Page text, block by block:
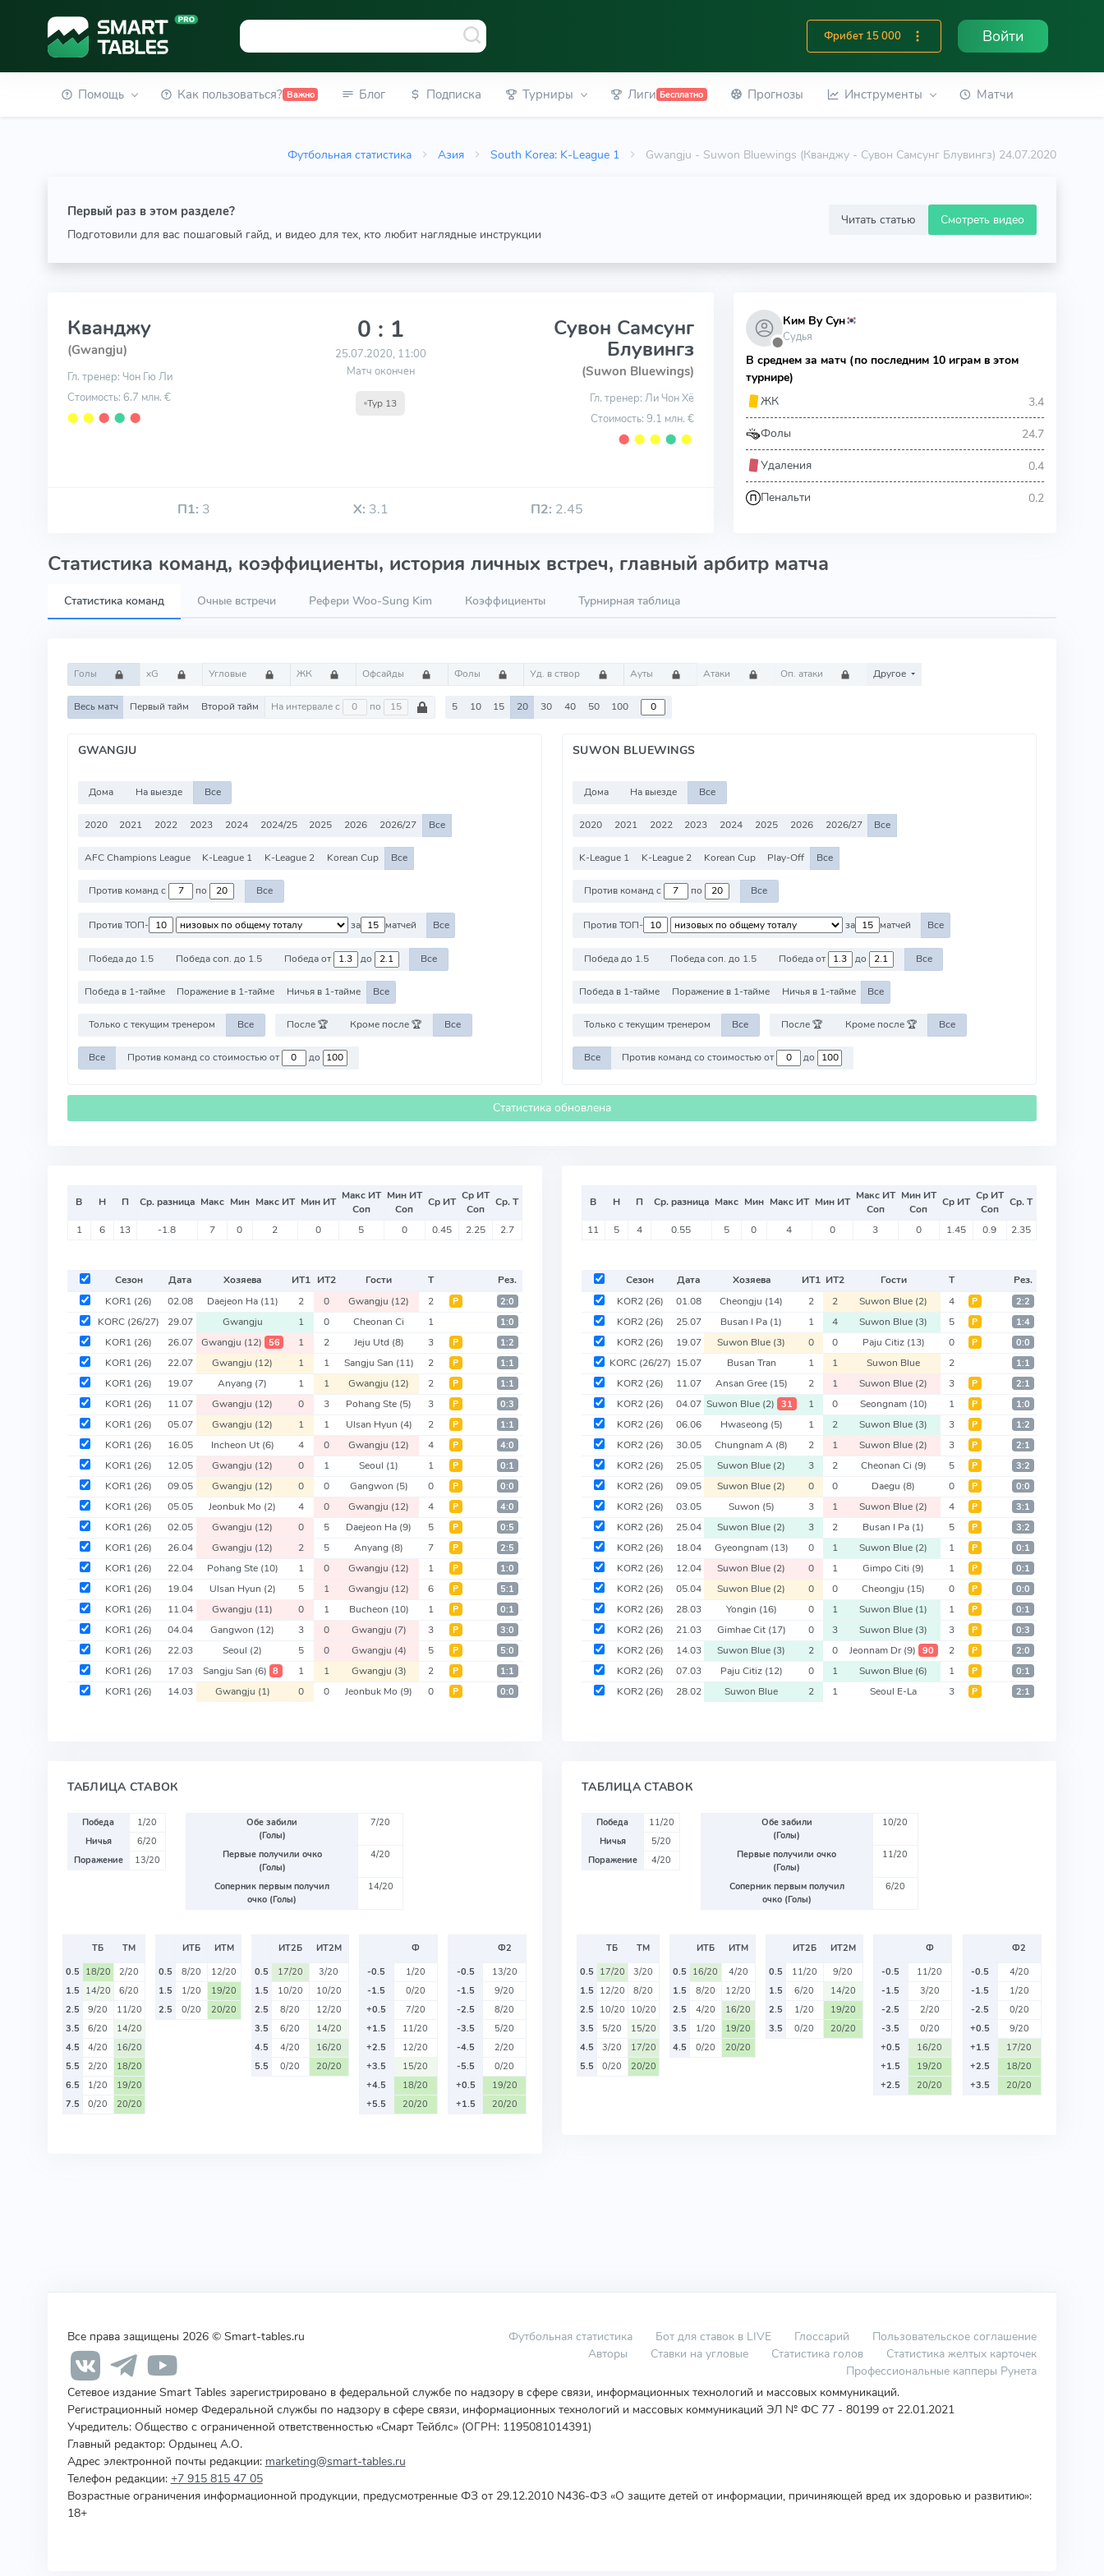
Фрибет 15 000 Войти
Помощь Как пользоваться? Важно Блог Подписка Турниры Лиги Бесплатно Прогнозы Инструменты Матчи
Футбольная статистика Азия South Korea: K-League 1 Gwangju - Suwon Bluewings (Кванджу - Сувон Самсунг Блувингз) 24.07.2020
Первый раз в этом разделе?
Подготовили для вас пошаговый гайд, и видео для тех, кто любит наглядные инструкции
Читать статью Смотреть видео
Кванджу
(Gwangju)
Гл. тренер: Чон Гю Ли
Стоимость: 6.7 млн. €
⬤ ⬤ ⬤ ⬤ ⬤
0 : 1
25.07.2020, 11:00
Матч окончен
Тур 13
Сувон Самсунг
Блувингз
(Suwon Bluewings)
Гл. тренер: Ли Чон Хё
Стоимость: 9.1 млн. €
⬤ ⬤ ⬤ ⬤ ⬤
П1: 3 Х: 3.1 П2: 2.45
⬤
Ким Ву Сун
Судья
В среднем за матч (по последним 10 играм в этом
турнире)
ЖК
3.4
Фолы 24.7
Удаления 0.4
Пенальти 0.2
Статистика команд, коэффициенты, история личных встреч, главный арбитр матча
Статистика команд Очные встречи Рефери Woo-Sung Kim Коэффициенты Турнирная таблица
Голы xG Угловые ЖК Офсайды Фолы Уд. в створ Ауты Атаки Оп. атаки Другое
Весь матч Первый тайм Второй тайм На интервале с по 5 10 15 20 30 40 50 100
GWANGJU
Дома На выезде Все
2020 2021 2022 2023 2024 2024/25 2025 2026 2026/27 Все
AFC Champions League K-League 1 K-League 2 Korean Cup Все
Против команд с по Все
Против ТОП- за матчей Все
Победа до 1.5 Победа соп. до 1.5 Победа от до Все
Победа в 1-тайме Поражение в 1-тайме Ничья в 1-тайме Все
Только с текущим тренером Все После 🏆 Кроме после 🏆 Все
Все Против команд со стоимостью от до
SUWON BLUEWINGS
Дома На выезде Все
2020 2021 2022 2023 2024 2025 2026 2026/27 Все
K-League 1 K-League 2 Korean Cup Play-Off Все
Против команд с по Все
Против ТОП- за матчей Все
Победа до 1.5 Победа соп. до 1.5 Победа от до Все
Победа в 1-тайме Поражение в 1-тайме Ничья в 1-тайме Все
Только с текущим тренером Все После 🏆 Кроме после 🏆 Все
Все Против команд со стоимостью от до
Статистика обновлена
В Н П Ср. разница Макс Мин Макс ИТ Мин ИТ Макс ИТ
Соп
Мин ИТ
Соп
Ср ИТ Ср ИТ
Соп
Ср. Т
1 6 13 -1.8 7 0 2 0 5 0 0.45 2.25 2.7
Сезон Дата Хозяева ИТ1 ИТ2 Гости Т
Рез.
KOR1 (26) 02.08 Daejeon Ha (11) 2 0 Gwangju (12) 2 Р 2:0
KORC (26/27) 29.07 Gwangju 1 0 Cheonan Ci 1 1:0
KOR1 (26) 26.07 Gwangju (12) 56 1 2 Jeju Utd (8) 3 Р 1:2
KOR1 (26) 22.07 Gwangju (12) 1 1 Sangju San (11) 2 Р 1:1
KOR1 (26) 19.07 Anyang (7) 1 1 Gwangju (12) 2 Р 1:1
KOR1 (26) 11.07 Gwangju (12) 0 3 Pohang Ste (5) 3 Р 0:3
KOR1 (26) 05.07 Gwangju (12) 1 1 Ulsan Hyun (4) 2 Р 1:1
KOR1 (26) 16.05 Incheon Ut (6) 4 0 Gwangju (12) 4 Р 4:0
KOR1 (26) 12.05 Gwangju (12) 0 1 Seoul (1) 1 Р 0:1
KOR1 (26) 09.05 Gwangju (12) 0 0 Gangwon (5) 0 Р 0:0
KOR1 (26) 05.05 Jeonbuk Mo (2) 4 0 Gwangju (12) 4 Р 4:0
KOR1 (26) 02.05 Gwangju (12) 0 5 Daejeon Ha (9) 5 Р 0:5
KOR1 (26) 26.04 Gwangju (12) 2 5 Anyang (8) 7 Р 2:5
KOR1 (26) 22.04 Pohang Ste (10) 1 0 Gwangju (12) 1 Р 1:0
KOR1 (26) 19.04 Ulsan Hyun (2) 5 1 Gwangju (12) 6 Р 5:1
KOR1 (26) 11.04 Gwangju (11) 0 1 Bucheon (10) 1 Р 0:1
KOR1 (26) 04.04 Gangwon (12) 3 0 Gwangju (7) 3 Р 3:0
KOR1 (26) 22.03 Seoul (2) 5 0 Gwangju (4) 5 Р 5:0
KOR1 (26) 17.03 Sangju San (6) 8 1 1 Gwangju (3) 2 Р 1:1
KOR1 (26) 14.03 Gwangju (1) 0 0 Jeonbuk Mo (9) 0 Р 0:0
ТАБЛИЦА СТАВОК
Победа
1/20
Ничья
6/20
Поражение
13/20
Обе забили
(Голы)
7/20
Первые получили очко
(Голы)
4/20
Соперник первым получил
очко (Голы)
14/20
ТБ
ТМ
0.5 18/20
2/20
1.5 14/20
6/20
2.5
9/20
11/20
3.5
6/20
14/20
4.5
4/20
16/20
5.5
2/20
18/20
6.5
1/20
19/20
7.5
0/20 20/20
ИТБ
ИТМ
0.5
8/20
12/20
1.5
1/20
19/20
2.5
0/20 20/20
ИТ2Б
ИТ2М
0.5
17/20
3/20
1.5
10/20
10/20
2.5
8/20
12/20
3.5
6/20
14/20
4.5
4/20
16/20
5.5
0/20 20/20
Ф
-0.5
1/20
-1.5
0/20
+0.5
7/20
+1.5
11/20
+2.5
12/20
+3.5
15/20
+4.5
18/20
+5.5
20/20
Ф2
-0.5
13/20
-1.5
9/20
-2.5
8/20
-3.5
5/20
-4.5
2/20
-5.5
0/20
+0.5
19/20
+1.5
20/20
В Н П Ср. разница Макс Мин Макс ИТ Мин ИТ Макс ИТ
Соп
Мин ИТ
Соп
Ср ИТ Ср ИТ
Соп
Ср. Т
11 5 4 0.55 5 0 4 0 3 0 1.45 0.9 2.35
Сезон Дата Хозяева ИТ1 ИТ2 Гости Т
Рез.
KOR2 (26) 01.08 Cheongju (14) 2 2 Suwon Blue (2) 4 Р 2:2
KOR2 (26) 25.07 Busan I Pa (1) 1 4 Suwon Blue (3) 5 Р 1:4
KOR2 (26) 19.07 Suwon Blue (3) 0 0 Paju Citiz (13) 0 Р 0:0
KORC (26/27) 15.07 Busan Tran 1 1 Suwon Blue 2 1:1
KOR2 (26) 11.07 Ansan Gree (15) 2 1 Suwon Blue (2) 3 Р 2:1
KOR2 (26) 04.07 Suwon Blue (2) 31 1 0 Seongnam (10) 1 Р 1:0
KOR2 (26) 06.06 Hwaseong (5) 1 2 Suwon Blue (3) 3 Р 1:2
KOR2 (26) 30.05 Chungnam A (8) 2 1 Suwon Blue (2) 3 Р 2:1
KOR2 (26) 25.05 Suwon Blue (2) 3 2 Cheonan Ci (9) 5 Р 3:2
KOR2 (26) 09.05 Suwon Blue (2) 0 0 Daegu (8) 0 Р 0:0
KOR2 (26) 03.05 Suwon (5) 3 1 Suwon Blue (2) 4 Р 3:1
KOR2 (26) 25.04 Suwon Blue (2) 3 2 Busan I Pa (1) 5 Р 3:2
KOR2 (26) 18.04 Gyeongnam (13) 0 1 Suwon Blue (2) 1 Р 0:1
KOR2 (26) 12.04 Suwon Blue (2) 0 1 Gimpo Citi (9) 1 Р 0:1
KOR2 (26) 05.04 Suwon Blue (2) 0 0 Cheongju (15) 0 Р 0:0
KOR2 (26) 28.03 Yongin (16) 0 1 Suwon Blue (1) 1 Р 0:1
KOR2 (26) 21.03 Gimhae Cit (17) 0 3 Suwon Blue (3) 3 Р 0:3
KOR2 (26) 14.03 Suwon Blue (3) 2 0 Jeonnam Dr(9) 90 2 Р 2:0
KOR2 (26) 07.03 Paju Citiz (12) 0 1 Suwon Blue (6) 1 Р 0:1
KOR2 (26) 28.02 Suwon Blue 2 1 Seoul E-La 3 Р 2:1
ТАБЛИЦА СТАВОК
Победа
11/20
Ничья
5/20
Поражение
4/20
Обе забили
(Голы)
10/20
Первые получили очко
(Голы)
11/20
Соперник первым получил
очко (Голы)
6/20
ТБ
ТМ
0.5 17/20
3/20
1.5 12/20
8/20
2.5 10/20 10/20
3.5
5/20
15/20
4.5
3/20
17/20
5.5
0/20 20/20
ИТБ
ИТМ
0.5 16/20
4/20
1.5
8/20
12/20
2.5
4/20
16/20
3.5
1/20
19/20
4.5
0/20 20/20
ИТ2Б
ИТ2М
0.5
11/20
9/20
1.5
6/20
14/20
2.5
1/20
19/20
3.5
0/20 20/20
Ф
-0.5
11/20
-1.5
3/20
-2.5
2/20
-3.5
0/20
+0.5
16/20
+1.5
19/20
+2.5
20/20
Ф2
-0.5
4/20
-1.5
1/20
-2.5
0/20
+0.5
9/20
+1.5
17/20
+2.5
18/20
+3.5
20/20
Все права защищены 2026 © Smart-tables.ru Футбольная статистика Бот для ставок в LIVE Глоссарий
Пользовательское соглашение
Авторы
Ставки на угловые Статистика голов
Статистика желтых карточек
Профессиональные капперы Рунета
Сетевое издание Smart Tables зарегистрировано в федеральной службе по надзору в сфере связи, информационных технологий и массовых коммуникаций.
Регистрационный номер Федеральной службы по надзору в сфере связи, информационных технологий и массовых коммуникаций ЭЛ № ФС 77 - 80199 от 22.01.2021
Учредитель: Общество с ограниченной ответственностью «Смарт Тейблс» (ОГРН: 1195081014391)
Главный редактор: Ордынец А.О.
Адрес электронной почты редакции: marketing@smart-tables.ru
Телефон редакции: +7 915 815 47 05
Возрастные ограничения информационной продукции, предусмотренные ФЗ от 29.12.2010 N436-ФЗ «О защите детей от информации, причиняющей вред их здоровью и развитию»:
18+